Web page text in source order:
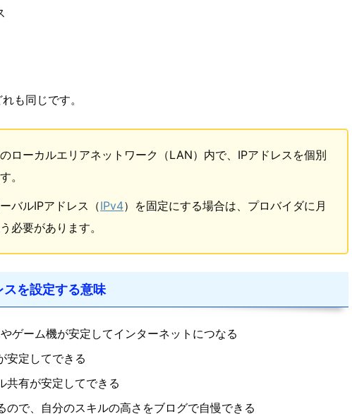
も同じです。
ローカルエリアネットワーク（LAN）内で、IPアドレスを個別
。
バルIPアドレス（IPv4）を固定にする場合は、プロバイダに月
必要があります。
スを設定する意味
ゲーム機が安定してインターネットにつなる
安定してできる
共有が安定してできる
ので、自分のスキルの高さをブログで自慢できる